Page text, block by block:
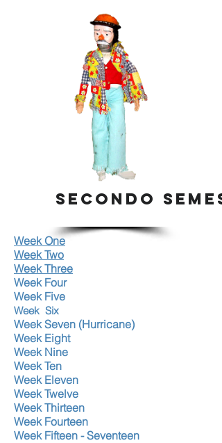
SECONDO
Week One
Week Two
Week Three
Week Four
Week Five
Week Six
Week Seven (Hurricane)
Week Eight
Week Nine
Week Ten
Week Eleven
Week Twelve
Week Thirteen
Week Fourteen
Week Fifteen - Seventeen